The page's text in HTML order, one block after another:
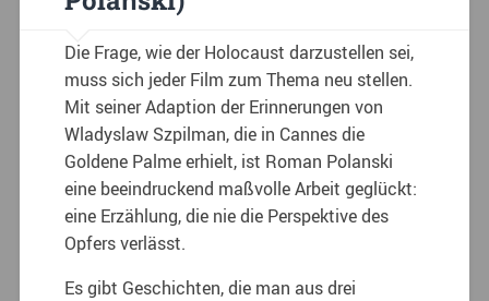
Die Frage, wie der Holocaust darzustellen sei,
muss sich jeder Film zum Thema neu stellen.
Mit seiner Adaption der Erinnerungen von
Wladyslaw Szpilman, die in Cannes die
Goldene Palme erhielt, ist Roman Polanski
eine beeindruckend maßvolle Arbeit geglückt:
eine Erzählung, die nie die Perspektive des
Opfers verlässt.
Es gibt Geschichten, die man aus drei